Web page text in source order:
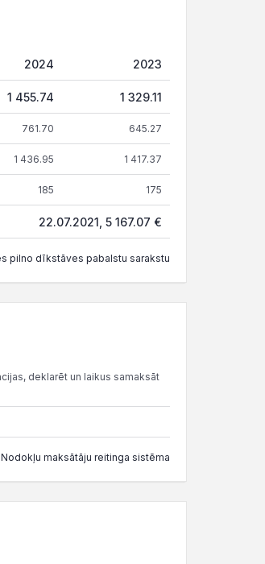
2024 2023
1 455.74 1 329.11
761.70 645.27
1 436.95 1 417.37
185 175
22.07.2021, 5 167.07 €
pilno dīkstāves pabalstu sarakstu
deklarēt un laikus samaksāt
Nodokļu maksātāju reitinga sistēma